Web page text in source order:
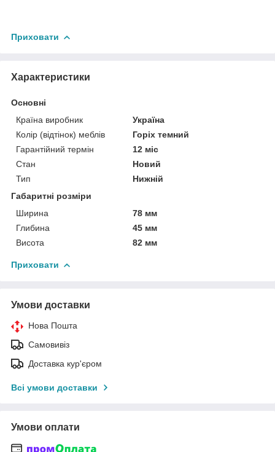
Приховати
Характеристики
Основні
Країна виробник
Україна
Колір (відтінок) меблів
Горіх темний
Гарантійний термін
12 міс
Стан
Новий
Тип
Нижній
Габаритні розміри
Ширина
78 мм
Глибина
45 мм
Висота
82 мм
Приховати
Умови доставки
Нова Пошта
Самовивіз
Доставка кур'єром
Всі умови доставки
Умови оплати